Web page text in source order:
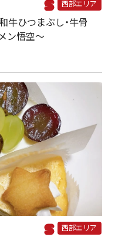
西部エリア
牛ひつまぶし・牛骨
ン悟空～
西部エリア